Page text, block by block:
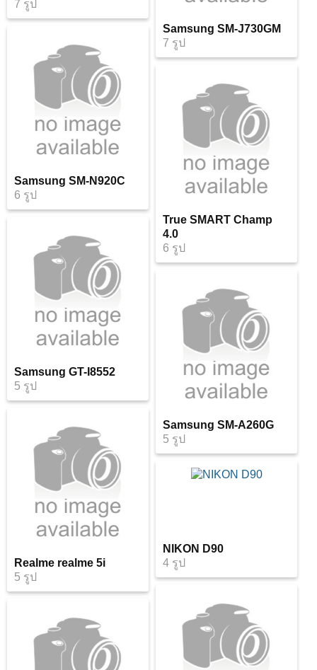
7 รูป
Samsung SM-J730GM
7 รูป
Samsung SM-N920C
6 รูป
True SMART Champ
4.0
6 รูป
Samsung GT-I8552
5 รูป
Samsung SM-A260G
5 รูป
Realme realme 5i
5 รูป
NIKON D90
4 รูป